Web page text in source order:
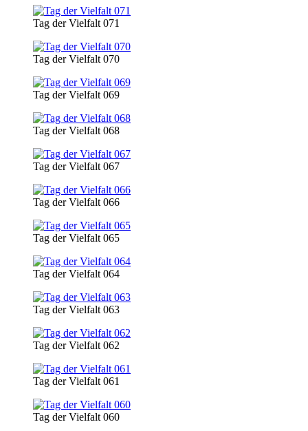
Tag der Vielfalt 071
Tag der Vielfalt 070
Tag der Vielfalt 069
Tag der Vielfalt 068
Tag der Vielfalt 067
Tag der Vielfalt 066
Tag der Vielfalt 065
Tag der Vielfalt 064
Tag der Vielfalt 063
Tag der Vielfalt 062
Tag der Vielfalt 061
Tag der Vielfalt 060